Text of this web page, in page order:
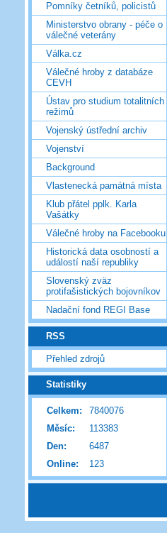
Pomníky četníků, policistů
Ministerstvo obrany - péče o
válečné veterány
Válka.cz
Válečné hroby z databáze
CEVH
Ústav pro studium totalitních
režimů
Vojenský ústřední archiv
Vojenství
Background
Vlastenecká památná místa
Klub přátel pplk. Karla
Vašátky
Válečné hroby na Facebooku
Historická data osobností a
událostí naší republiky
Slovenský zväz
protifašistických bojovníkov
Nadační fond REGI Base
RSS
Přehled zdrojů
Statistiky
Online: 123
Celkem:
7840076
Měsíc:
113383
Den:
6487